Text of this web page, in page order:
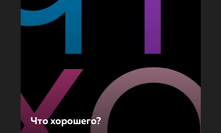
Что хорошего?